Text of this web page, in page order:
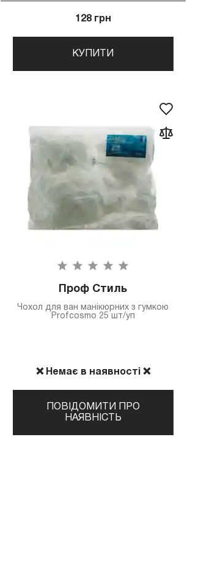
128 грн
КУПИТИ
Проф Стиль
Чохол для ван манікюрних з гумкою
Profcosmo 25 шт/уп
❌ Немає в наявності ❌
ПОВІДОМИТИ ПРО
НАЯВНІСТЬ